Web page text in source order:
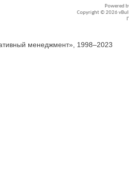
Powered
Copyright © 2026
менеджмент», 1998–2023